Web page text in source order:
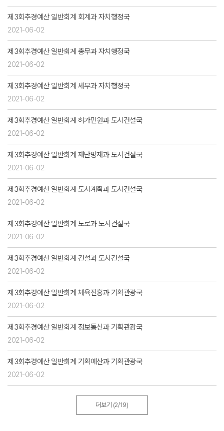
제3회추경예산 일반회계 회계과 자치행정국
2021-06-02
제3회추경예산 일반회계 총무과 자치행정국
2021-06-02
제3회추경예산 일반회계 세무과 자치행정국
2021-06-02
제3회추경예산 일반회계 허가민원과 도시건설국
2021-06-02
제3회추경예산 일반회계 재난방재과 도시건설국
2021-06-02
제3회추경예산 일반회계 도시계획과 도시건설국
2021-06-02
제3회추경예산 일반회계 도로과 도시건설국
2021-06-02
제3회추경예산 일반회계 건설과 도시건설국
2021-06-02
제3회추경예산 일반회계 체육진흥과 기획관광국
2021-06-02
제3회추경예산 일반회계 정보통신과 기획관광국
2021-06-02
제3회추경예산 일반회계 기획예산과 기획관광국
2021-06-02
더보기 (2/19)